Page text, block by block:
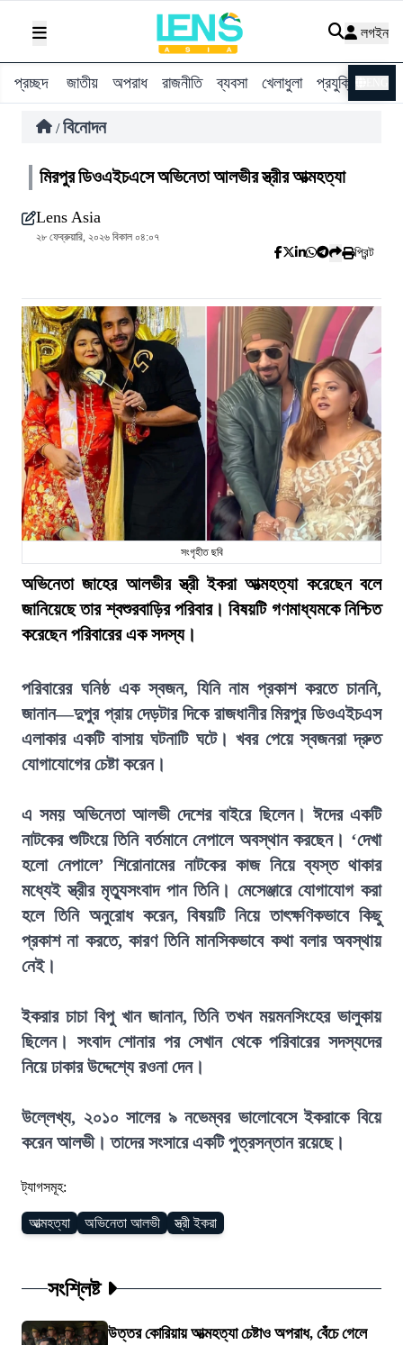
লগইন
প্রচ্ছদ জাতীয় অপরাধ রাজনীতি ব্যবসা খেলাধুলা প্রযুক্তি
/ বিনোদন
মিরপুর ডিওএইচএসে অভিনেতা আলভীর স্ত্রীর আত্মহত্যা
Lens Asia
২৮ ফেব্রুয়ারি, ২০২৬ বিকাল ০৪:০৭
প্রিন্ট
সংগৃহীত ছবি
অভিনেতা জাহের আলভীর স্ত্রী ইকরা আত্মহত্যা করেছেন বলে
জানিয়েছে তার শ্বশুরবাড়ির পরিবার। বিষয়টি গণমাধ্যমকে নিশ্চিত
করেছেন পরিবারের এক সদস্য।
পরিবারের ঘনিষ্ঠ এক স্বজন, যিনি নাম প্রকাশ করতে চাননি,
জানান—দুপুর প্রায় দেড়টার দিকে রাজধানীর মিরপুর ডিওএইচএস
এলাকার একটি বাসায় ঘটনাটি ঘটে। খবর পেয়ে স্বজনরা দ্রুত
যোগাযোগের চেষ্টা করেন।
এ সময় অভিনেতা আলভী দেশের বাইরে ছিলেন। ঈদের একটি
নাটকের শুটিংয়ে তিনি বর্তমানে নেপালে অবস্থান করছেন। ‘দেখা
হলো নেপালে’ শিরোনামের নাটকের কাজ নিয়ে ব্যস্ত থাকার
মধ্যেই স্ত্রীর মৃত্যুসংবাদ পান তিনি। মেসেঞ্জারে যোগাযোগ করা
হলে তিনি অনুরোধ করেন, বিষয়টি নিয়ে তাৎক্ষণিকভাবে কিছু
প্রকাশ না করতে, কারণ তিনি মানসিকভাবে কথা বলার অবস্থায়
নেই।
ইকরার চাচা বিপু খান জানান, তিনি তখন ময়মনসিংহের ভালুকায়
ছিলেন। সংবাদ শোনার পর সেখান থেকে পরিবারের সদস্যদের
নিয়ে ঢাকার উদ্দেশ্যে রওনা দেন।
উল্লেখ্য, ২০১০ সালের ৯ নভেম্বর ভালোবেসে ইকরাকে বিয়ে
করেন আলভী। তাদের সংসারে একটি পুত্রসন্তান রয়েছে।
ট্যাগসমূহ:
আত্মহত্যা অভিনেতা আলভী স্ত্রী ইকরা
সংশ্লিষ্ট
উত্তর কোরিয়ায় আত্মহত্যা চেষ্টাও অপরাধ, বেঁচে গেলে